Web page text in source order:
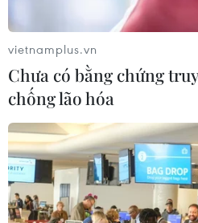
vietnamplus.vn
Chưa có bằng chứng
chống lão hóa